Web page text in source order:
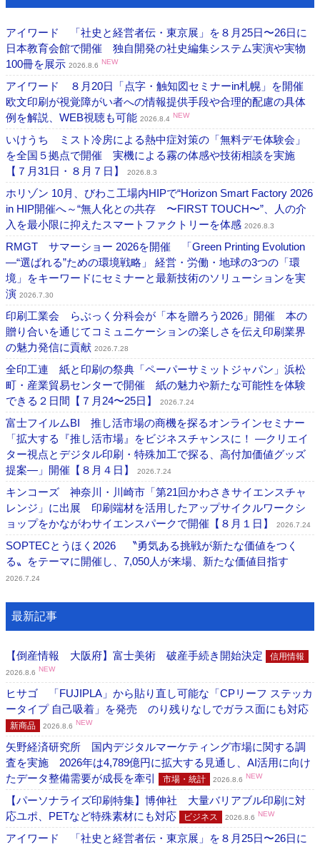
アイワード 「社史と経営者伝・東京展」を８月25日〜26日に
日本教育会館で開催 独自開発の社史編集システム実演や実物
100冊を展示 2026.8.6 NEW
アイワード ８月20日「点字・触知図セミナーin札幌」を開催
欧文印刷が視覚障がい者への情報提供手段や合理的配慮の具体
例を解説、WEB視聴も可能 2026.8.4 NEW
いけうち ミスト冷房による熱中症対策の「無料デモ体験会」
を全国５拠点で開催 実機による霧の体感や技術相談を実施
【７月31日・８月７日】
2026.8.3
ホリゾン 10月、びわこ工場内HIPで“Horizon Smart Factory 2026
in HIP開催へ～“無人化との共存 〜FIRST TOUCH〜”、人の介
入を最小限に抑えたスマートファクトリーを体感 2026.8.3
RMGT サマーショー 2026を開催 「Green Printing Evolution
―“選ばれる”ための環境戦略」 経営・労働・地球の3つの「環
境」をキーワードにセミナーと最新技術のソリューションを実
演 2026.7.30
印刷工業会 らぶっく分科会が「本を贈ろう2026」開催 本の
贈り合いを通じてコミュニケーションの楽しさを伝え印刷業界
の魅力発信に貢献 2026.7.28
全印工連 紙と印刷の祭典「ペーパーサミットジャパン」浜松
町・産業貿易センターで開催 紙の魅力や新たな可能性を体験
できる２日間【７月24〜25日】
2026.7.24
富士フイルムBI 推し活市場の商機を探るオンラインセミナー
「拡大する『推し活市場』をビジネスチャンスに！ ―クリエイ
ター視点とデジタル印刷・特殊加工で探る、高付加価値グッズ
提案―」開催【８月４日】
2026.7.24
キンコーズ 神奈川・川崎市「第21回かわさきサイエンスチャ
レンジ」に出展 印刷端材を活用したアップサイクルワークシ
ョップをかながわサイエンスパークで開催【８月１日】
2026.7.24
SOPTECとうほく2026 〝勇気ある挑戦が新たな価値をつく
る〟をテーマに開催し、7,050人が来場、新たな価値目指す
2026.7.24
最新記事
【倒産情報 大阪府】富士美術 破産手続き開始決定 信用情報
2026.8.6 NEW
ヒサゴ 「FUJIPLA」から貼り直し可能な「CPリーフ ステッカ
ータイプ 自己吸着」を発売 のり残りなしでガラス面にも対応
新商品 2026.8.6 NEW
矢野経済研究所 国内デジタルマーケティング市場に関する調
査を実施 2026年は4,789億円に拡大する見通し、AI活用に向け
たデータ整備需要が成長を牽引
市場・統計 2026.8.6 NEW
【パーソナライズ印刷特集】博伸社 大量バリアブル印刷に対
応ユポ、PETなど特殊素材にも対応
ビジネス 2026.8.6 NEW
アイワード 「社史と経営者伝・東京展」を８月25日〜26日に